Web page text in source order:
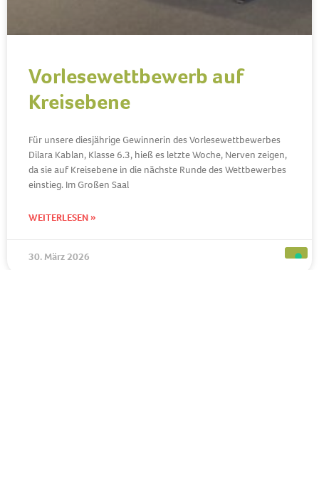
Vorlesewettbewerb auf
Kreisebene
Für unsere diesjährige Gewinnerin des Vorlesewettbewerbes
Dilara Kablan, Klasse 6.3, hieß es letzte Woche, Nerven zeigen,
da sie auf Kreisebene in die nächste Runde des Wettbewerbes
einstieg. Im Großen Saal
WEITERLESEN »
30. März 2026